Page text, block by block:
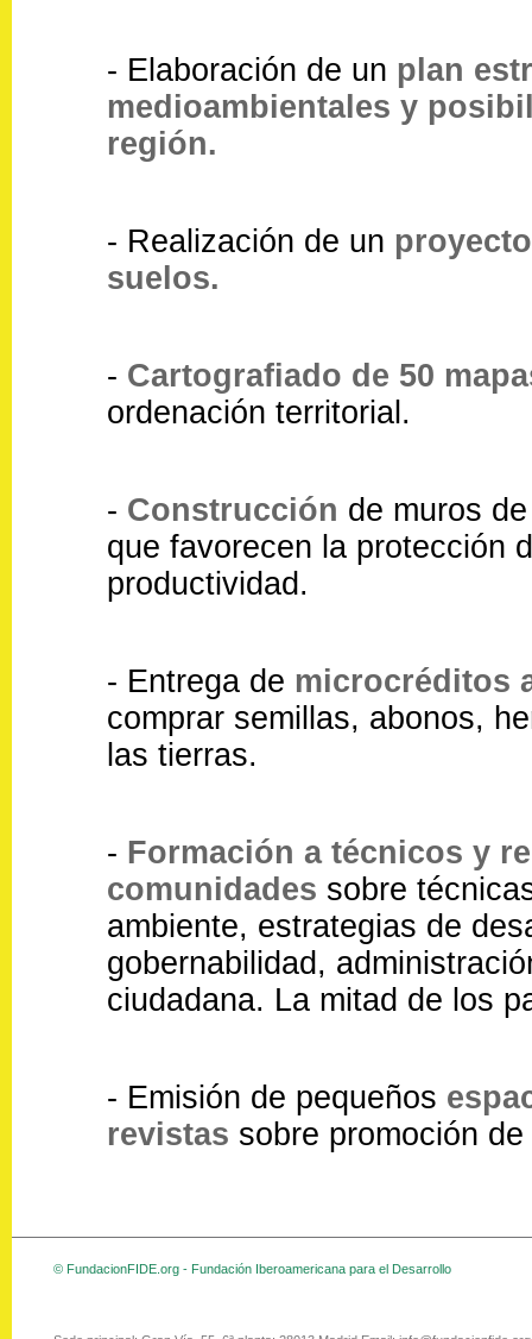
- Elaboración de un plan
medioambientales y
región.
- Realización de un
suelos.
- Cartografiado de 50
ordenación territorial.
- Construcción de muros
que favorecen la protección
productividad.
- Entrega de microcréditos
comprar semillas, abonos,
las tierras.
- Formación a técnicos y
comunidades sobre
ambiente, estrategias de
gobernabilidad,
ciudadana. La mitad de los
- Emisión de pequeños
revistas sobre promoción
© FundacionFIDE.org - Fundación Iberoamericana para el Desarrollo